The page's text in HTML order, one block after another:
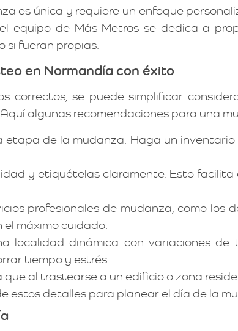
es única y requiere un enfoque
equipo de Más Metros se dedica a
si fueran propias.
en Normandía con éxito
correctos, se puede simplificar
algunas recomendaciones para una
etapa de la mudanza. Haga un
y etiquételas claramente. Esto
profesionales de mudanza, como los
máximo cuidado.
localidad dinámica con variaciones
tiempo y estrés.
que al trastearse a un edificio o zona
estos detalles para planear el día de la